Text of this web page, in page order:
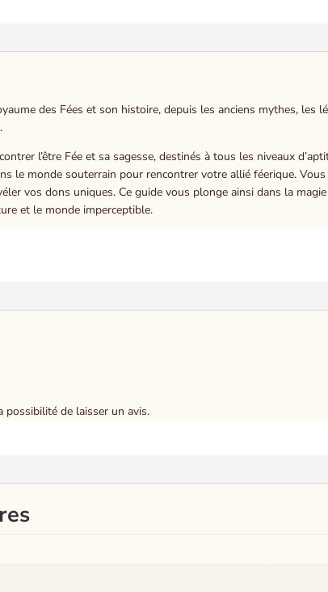
des Fées et son histoire, depuis les anciens mythes, les
l’être Fée et sa sagesse, destinés à tous les niveaux
le monde souterrain pour rencontrer votre allié féerique.
vos dons uniques. Ce guide vous plonge ainsi dans la
et le monde imperceptible.
possibilité de laisser un avis.